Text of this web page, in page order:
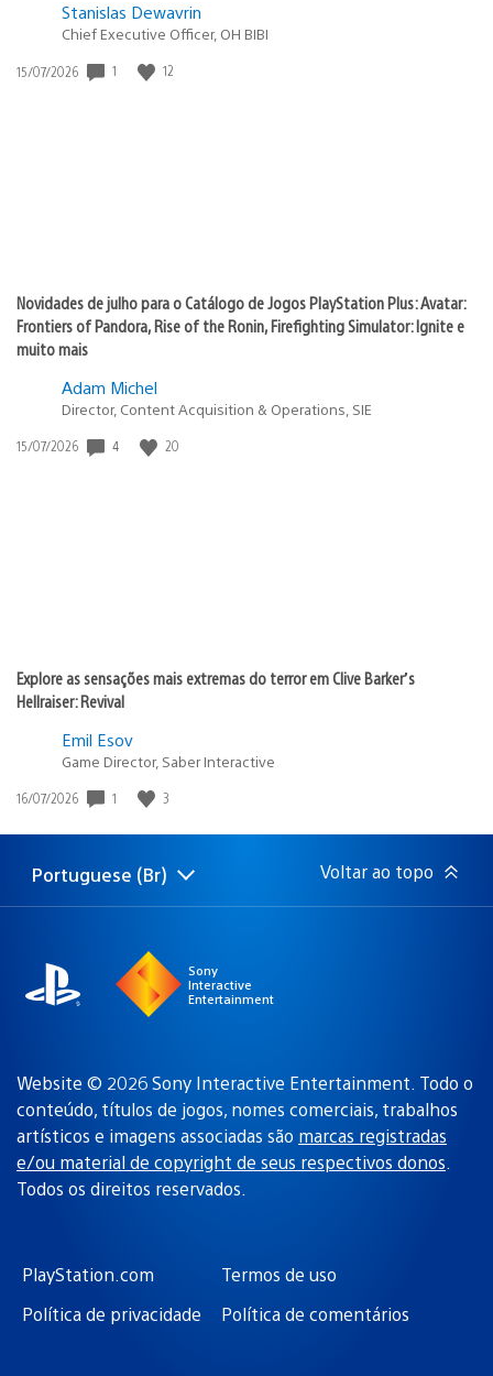
Stanislas Dewavrin
Chief Executive Officer, OH BIBI
Data
15/07/2026 1 12
Novidades de julho para o Catálogo de Jogos PlayStation Plus: Avatar:
Frontiers of Pandora, Rise of the Ronin, Firefighting Simulator: Ignite e
muito mais
Adam Michel
Director, Content Acquisition & Operations, SIE
Data
15/07/2026 4 20
Explore as sensações mais extremas do terror em Clive Barker’s
Hellraiser: Revival
Emil Esov
Game Director, Saber Interactive
Data
publicação:
16/07/2026 1 3
Selecione
uma
Região
atual:
Portuguese (Br) Voltar ao topo
Sony
Interactive
Entertainment
Website © 2026 Sony Interactive Entertainment. Todo o
conteúdo, títulos de jogos, nomes comerciais, trabalhos
artísticos e imagens associadas são marcas registradas
e/ou material de copyright de seus respectivos donos.
Todos os direitos reservados.
PlayStation.com
Termos de uso
Política de privacidade
Política de comentários